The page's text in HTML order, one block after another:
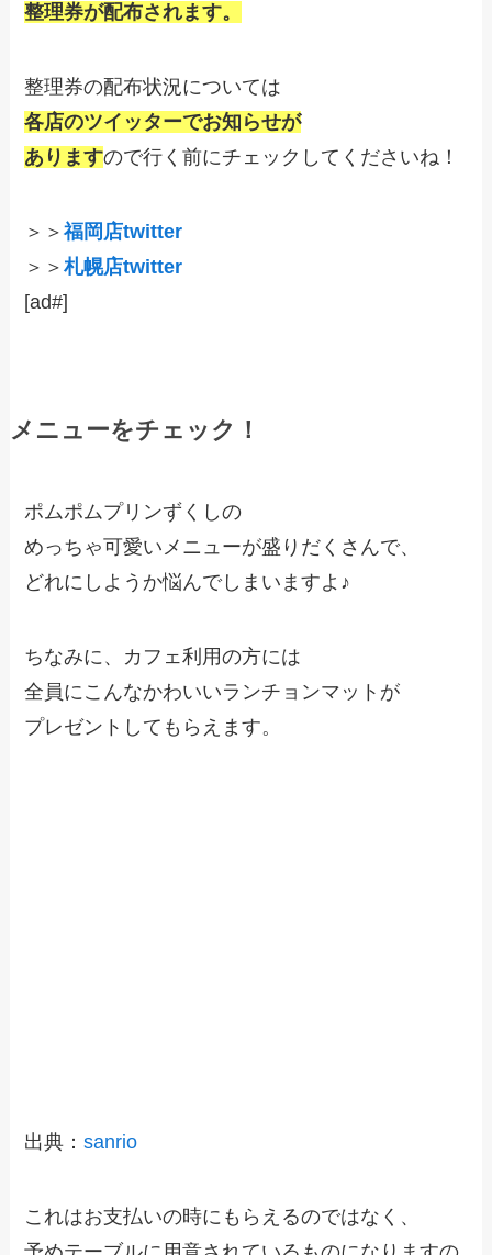
整理券が配布されます。
整理券の配布状況については
各店のツイッターでお知らせが
ありますので行く前にチェックしてくださいね！
＞＞福岡店twitter
＞＞札幌店twitter
[ad#]
メニューをチェック！
ポムポムプリンずくしの
めっちゃ可愛いメニューが盛りだくさんで、
どれにしようか悩んでしまいますよ♪
ちなみに、カフェ利用の方には
全員にこんなかわいいランチョンマットが
プレゼントしてもらえます。
出典：sanrio
これはお支払いの時にもらえるのではなく、